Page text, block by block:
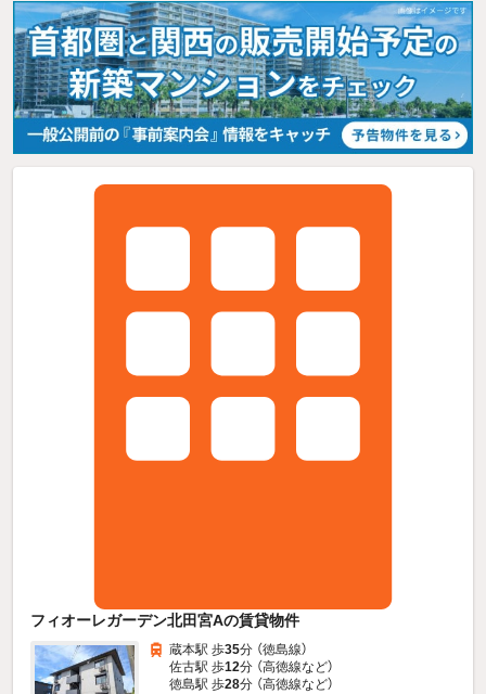
フィオーレガーデン北田宮Aの賃貸物件
蔵本駅 歩35分 （徳島線）
佐古駅 歩12分 （高徳線など）
徳島駅 歩28分 （高徳線など）